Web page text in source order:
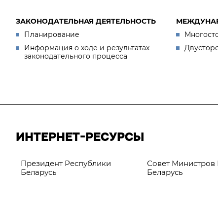
ЗАКОНОДАТЕЛЬНАЯ ДЕЯТЕЛЬНОСТЬ
Планирование
Информация о ходе и результатах
законодательного процесса
ИНТЕРНЕТ-РЕСУРСЫ
Президент Республики
Беларусь
Совет Министров
Беларусь